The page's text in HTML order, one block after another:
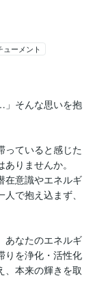
ューメント
」そんな思いを抱
っていると感じた
りませんか。
在意識やエネルギ
で抱え込まず、
あなたのエネルギ
りを浄化・活性化
、本来の輝きを取